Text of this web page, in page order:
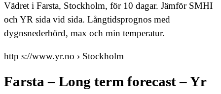
Vädret i Farsta, Stockholm, för 10 dagar. Jämför SMHI
och YR sida vid sida. Långtidsprognos med
dygnsnederbörd, max och min temperatur.
http s://www.yr.no › Stockholm
Farsta – Long term forecast – Yr